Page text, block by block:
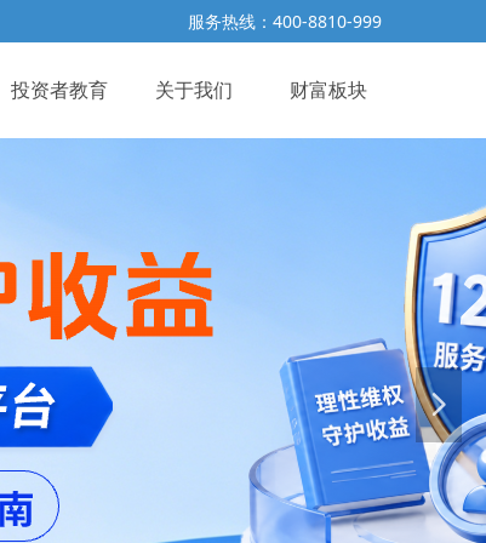
服务热线：400-8810-999
投资者教育 关于我们 财富板块
넲